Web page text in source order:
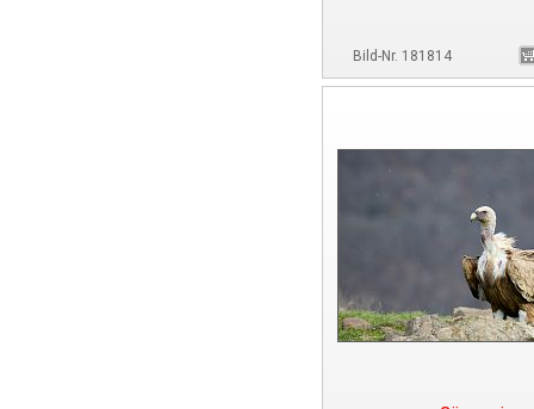
Bild-Nr. 181814